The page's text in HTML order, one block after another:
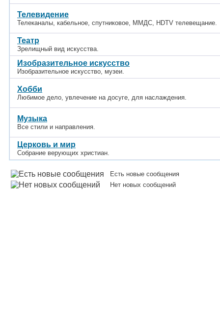
Телевидение
Телеканалы, кабельное, спутниковое, ММДС, HDTV телевещание.
Театр
Зрелищный вид искусства.
Изобразительное искусство
Изобразительное искусство, музеи.
Хобби
Любимое дело, увлечение на досуге, для наслаждения.
Музыка
Все стили и направления.
Церковь и мир
Собрание верующих христиан.
Есть новые сообщения
Нет новых сообщений